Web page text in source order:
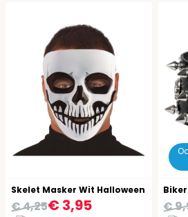
Skelet Masker Wit Halloween
€ 3,95
€ 4,25 €